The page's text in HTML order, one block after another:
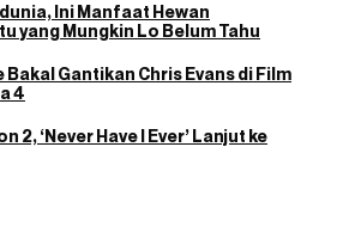
Ini Manfaat Hewan
yang Mungkin Lo Belum Tahu
Gantikan Chris Evans di Film
4
2, ‘Never Have I Ever’ Lanjut ke